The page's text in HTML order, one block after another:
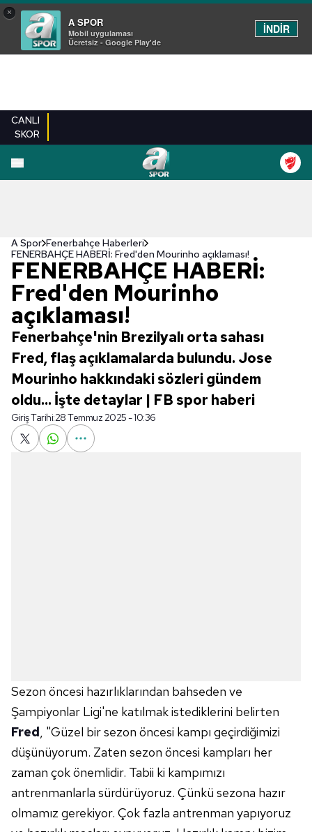
×
A SPOR
Mobil uygulaması
Ücretsiz - Google Play'de
İNDİR
CANLI
SKOR
A Spor Fenerbahçe Haberleri
FENERBAHÇE HABERİ: Fred'den Mourinho açıklaması!
FENERBAHÇE HABERİ:
Fred'den Mourinho
açıklaması!
Fenerbahçe'nin Brezilyalı orta sahası
Fred, flaş açıklamalarda bulundu. Jose
Mourinho hakkındaki sözleri gündem
oldu... İşte detaylar | FB spor haberi
Giriş Tarihi:28 Temmuz 2025 - 10:36
Sezon öncesi hazırlıklarından bahseden ve
Şampiyonlar Ligi'ne katılmak istediklerini belirten
Fred, "Güzel bir sezon öncesi kampı geçirdiğimizi
düşünüyorum. Zaten sezon öncesi kampları her
zaman çok önemlidir. Tabii ki kampımızı
antrenmanlarla sürdürüyoruz. Çünkü sezona hazır
olmamız gerekiyor. Çok fazla antrenman yapıyoruz